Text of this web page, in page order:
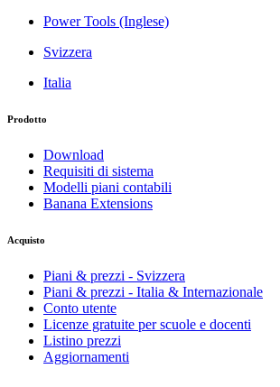
Power Tools (Inglese)
Svizzera
Italia
Prodotto
Download
Requisiti di sistema
Modelli piani contabili
Banana Extensions
Acquisto
Piani & prezzi - Svizzera
Piani & prezzi - Italia & Internazionale
Conto utente
Licenze gratuite per scuole e docenti
Listino prezzi
Aggiornamenti